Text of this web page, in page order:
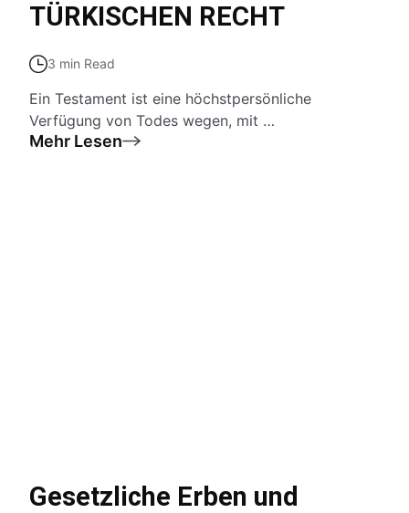
TÜRKISCHEN RECHT
3 min Read
Ein Testament ist eine höchstpersönliche
Verfügung von Todes wegen, mit …
Mehr Lesen
Gesetzliche Erben und